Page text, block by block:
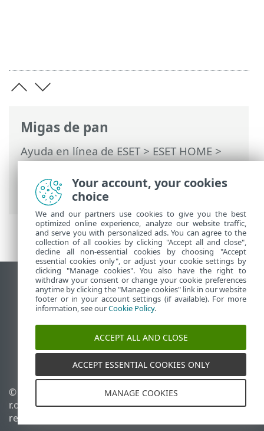
Migas de pan
Ayuda en línea de ESET>ESET HOME>
Trabajar con ESET HOME>Miembros>
Funciones de ESET asignadas a los
miembros> Protección antivirus
Ver sitio del escritorio
End of Life
Base de conocimiento de ESET
Foro de ESET
ESET Status Portal
Soporte regional
© 1992 - 2026 ESET, spol. s
r.o. - Todos los derechos
reservados.
Administrar perfiles
Política de cookies
Your account, your cookies
choice
We and our partners use cookies to give you the best
optimized online experience, analyze our website traffic,
and serve you with personalized ads. You can agree to the
collection of all cookies by clicking "Accept all and close",
decline all non-essential cookies by choosing "Accept
essential cookies only", or adjust your cookie settings by
clicking "Manage cookies". You also have the right to
withdraw your consent or change your cookie preferences
anytime by clicking the "Manage cookies" link in our website
footer or in your account settings (if available). For more
information, see ourCookie Policy.
ACCEPT ALL AND CLOSE
ACCEPT ESSENTIAL COOKIES ONLY
MANAGE COOKIES